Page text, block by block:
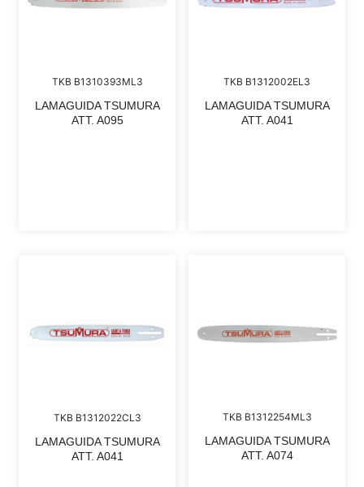
TKB B1310393ML3
LAMAGUIDA TSUMURA
ATT. A095
TKB B1312002EL3
LAMAGUIDA TSUMURA
ATT. A041
TKB B1312022CL3
LAMAGUIDA TSUMURA
ATT. A041
TKB B1312254ML3
LAMAGUIDA TSUMURA
ATT. A074